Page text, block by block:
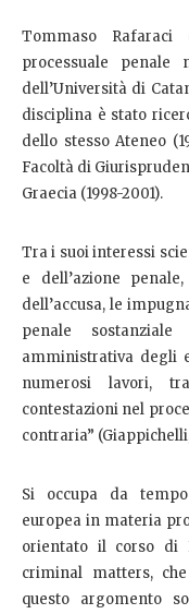
Tommaso
processuale penale
dell’Università di
disciplina è stato
dello stesso Ateneo
Facoltà di
Graecia (1998-2001).
Tra i suoi interessi
e dell’azione
dell’accusa, le
penale
amministrativa degli
numerosi lavori,
contestazioni nel
contraria”
Si occupa da
europea in materia
orientato il corso di
criminal matters,
questo argomento